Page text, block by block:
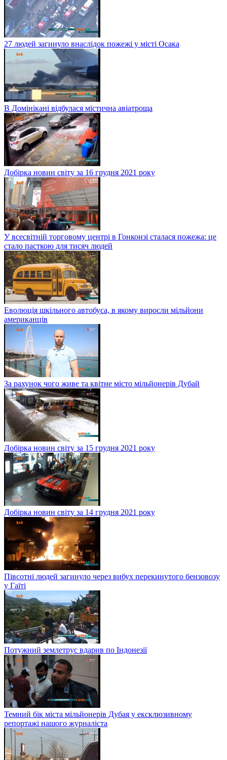
27 людей загинуло внаслідок пожежі у місті Осака
В Домінікані відбулася містична авіатроща
Добірка новин світу за 16 грудня 2021 року
У всесвітній торговому центрі в Гонконзі сталася пожежа: це
стало пасткою для тисяч людей
Еволюція шкільного автобуса, в якому виросли мільйони
американців
За рахунок чого живе та квітне місто мільйонерів Дубай
Добірка новин світу за 15 грудня 2021 року
Добірка новин світу за 14 грудня 2021 року
Півсотні людей загинуло через вибух перекинутого бензовозу
у Гаїті
Потужний землетрус вдарив по Індонезії
Темний бік міста мільйонерів Дубая у ексклюзивному
репортажі нашого журналіста